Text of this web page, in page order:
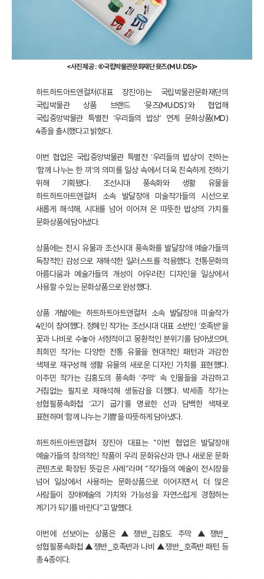
<사진 제공 : ©국립박물관문화재단 뮷즈(MU:DS)>
하트하트아트앤컬처(대표 장진아)는 국립박물관문화재단의
국립박물관 상품 브랜드 ‘뮷즈(MU:DS)’와 협업해
국립중앙박물관 특별전 ‘우리들의 밥상’ 연계 문화상품(MD)
4종을 출시했다고 밝혔다.
이번 협업은 국립중앙박물관 특별전 ‘우리들의 밥상‘이 전하는
‘함께 나누는 한 끼‘의 의미를 일상 속에서 더욱 친숙하게 전하기
위해 기획됐다. 조선시대 풍속화와 생활 유물을
하트하트아트앤컬처 소속 발달장애 미술작가들의 시선으로
새롭게 해석해, 시대를 넘어 이어져 온 따뜻한 밥상의 가치를
문화상품에 담아냈다.
상품에는 전시 유물과 조선시대 풍속화를 발달장애 예술가들의
독창적인 감성으로 재해석한 일러스트를 적용했다. 전통문화의
아름다움과 예술가들의 개성이 어우러진 디자인을 일상에서
사용할 수 있는 문화상품으로 완성했다.
상품 개발에는 하트하트아트앤컬처 소속 발달장애 미술작가
4인이 참여했다. 정혜인 작가는 조선시대 대표 소반인 ‘호족반’을
꽃과 나비로 수놓아 서정적이고 몽환적인 분위기를 담아냈으며,
최희민 작가는 다양한 전통 유물을 현대적인 패턴과 과감한
색채로 재구성해 생활 유물의 새로운 디자인 가치를 표현했다.
이주민 작가는 김홍도의 풍속화 ‘주막‘ 속 인물들을 과감하고
거침없는 필치로 재해석해 생동감을 더했다. 박세종 작가는
성협필풍속화첩 ‘고기 굽기‘를 명료한 선과 담백한 색채로
표현하며 ‘함께 나누는 기쁨‘을 따뜻하게 담아냈다.
하트하트아트앤컬처 장진아 대표는 "이번 협업은 발달장애
예술가들의 창의적인 작품이 우리 문화유산과 만나 새로운 문화
콘텐츠로 확장된 뜻깊은 사례"라며 "작가들의 예술이 전시장을
넘어 일상에서 사용하는 문화상품으로 이어지면서, 더 많은
사람들이 장애예술의 가치와 가능성을 자연스럽게 경험하는
계기가 되기를 바란다"고 말했다.
이번에 선보이는 상품은 ▲쟁반_김홍도 주막 ▲쟁반_
성협필풍속화첩 ▲쟁반_호족반과 나비 ▲쟁반_호족반 패턴 등
총 4종이다.